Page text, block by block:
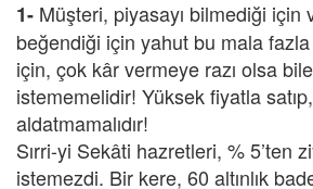
1- Müşteri, piyasayı bilmediği için
beğendiği için yahut bu mala fazla
için, çok kâr vermeye razı olsa
istememelidir! Yüksek fiyatla
aldatmamalıdır!
Sırri-yi Sekâti hazretleri, % 5’ten
istemezdi. Bir kere, 60 altınlık